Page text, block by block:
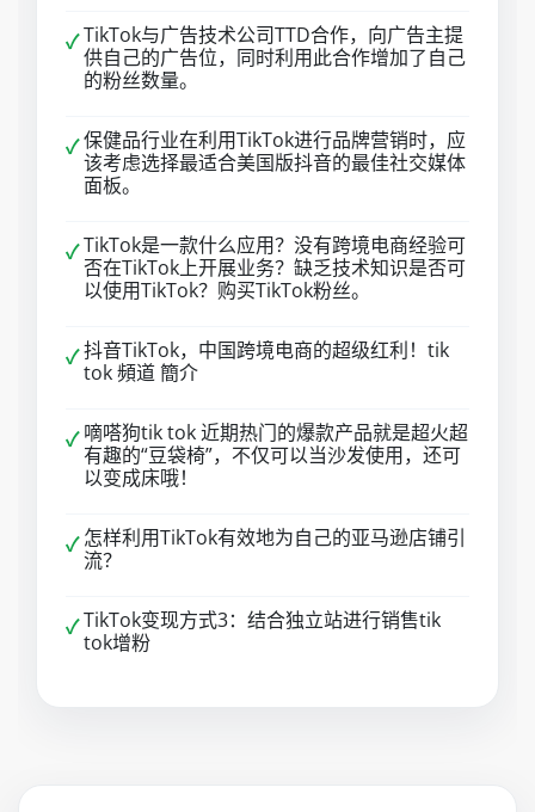
✓TikTok与广告技术公司TTD合作，向广告主提
供自己的广告位，同时利用此合作增加了自己
的粉丝数量。
✓保健品行业在利用TikTok进行品牌营销时，应
该考虑选择最适合美国版抖音的最佳社交媒体
面板。
✓TikTok是一款什么应用？没有跨境电商经验可
否在TikTok上开展业务？缺乏技术知识是否可
以使用TikTok？购买TikTok粉丝。
✓抖音TikTok，中国跨境电商的超级红利！tik
tok 頻道 簡介
✓ 嘀嗒狗tik tok 近期热门的爆款产品就是超火超
有趣的“豆袋椅”，不仅可以当沙发使用，还可
以变成床哦！
✓ 怎样利用TikTok有效地为自己的亚马逊店铺引
流？
✓TikTok变现方式3：结合独立站进行销售tik
tok增粉